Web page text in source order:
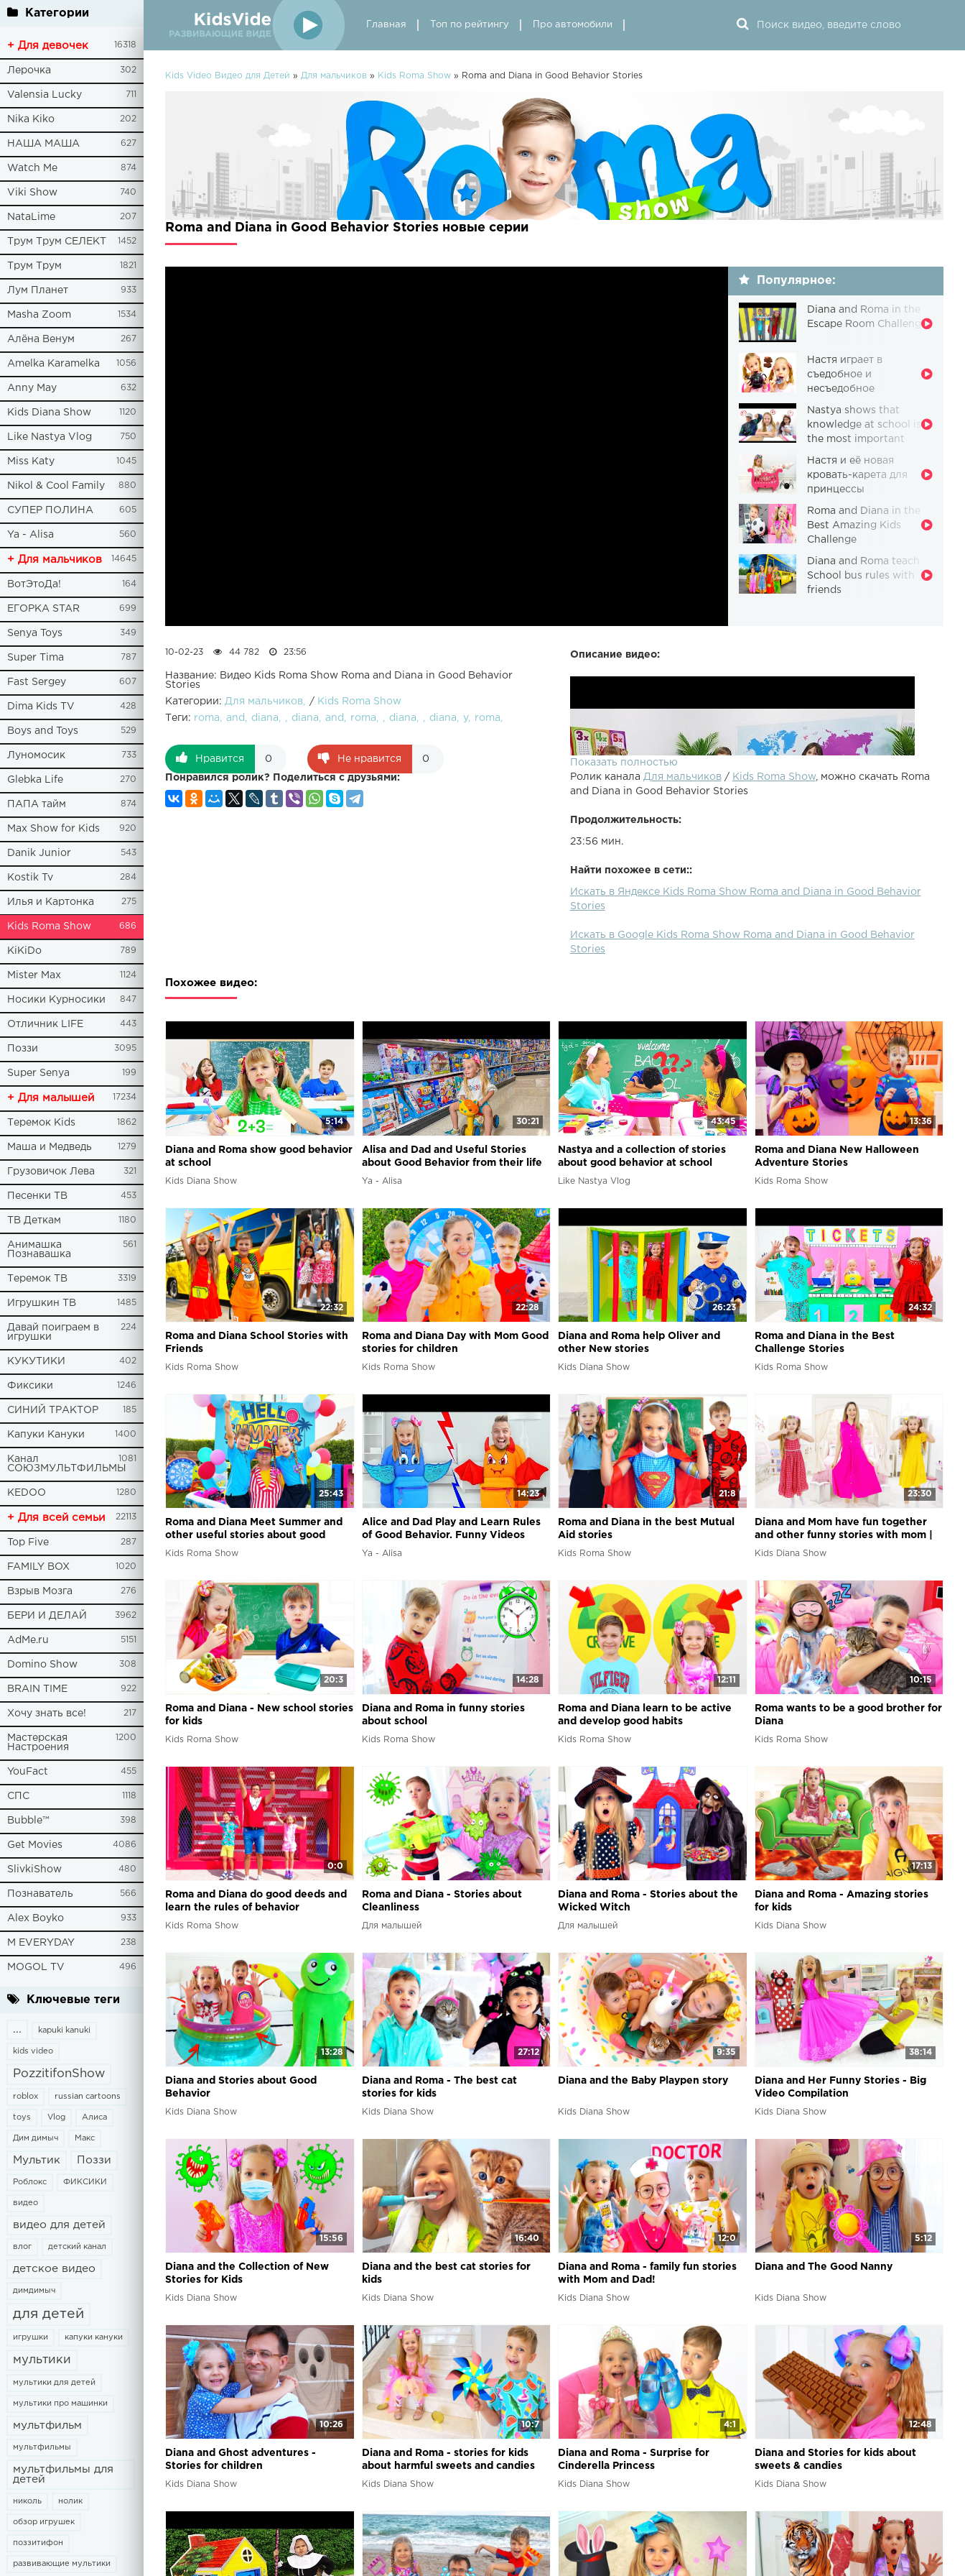
Категории
+ Для девочек 16318
Лерочка 302
Valensia Lucky 711
Nika Kiko 202
НАША МАША 627
Watch Me 874
Viki Show 740
NataLime 207
Трум Трум СЕЛЕКТ 1452
Трум Трум 1821
Лум Планет 933
Masha Zoom 1534
Алёна Венум 267
Amelka Karamelka 1056
Anny May 632
Kids Diana Show 1120
Like Nastya Vlog 750
Miss Katy 1045
Nikol & Cool Family 880
СУПЕР ПОЛИНА 605
Ya - Alisa 560
+ Для мальчиков 14645
ВотЭтоДа! 164
ЕГОРКА STAR 699
Senya Toys 349
Super Tima 787
Fast Sergey 607
Dima Kids TV 428
Boys and Toys 529
Луномосик 733
Glebka Life 270
ПАПА тайм 874
Max Show for Kids 920
Danik Junior 543
Kostik Tv 284
Илья и Картонка 275
Kids Roma Show 686
KiKiDo 789
Mister Max 1124
Носики Курносики 847
Отличник LIFE 443
Поззи 3095
Super Senya 199
+ Для малышей 17234
Теремок Kids 1862
Маша и Медведь 1279
Грузовичок Лева 321
Песенки ТВ 453
ТВ Деткам 1180
Анимашка
Познавашка
561
Теремок ТВ 3319
Игрушкин ТВ 1485
Давай поиграем в
игрушки
224
КУКУТИКИ 402
Фиксики 1246
СИНИЙ ТРАКТОР 185
Капуки Кануки 1400
Канал
СОЮЗМУЛЬТФИЛЬМЫ
1081
KEDOO 1280
+ Для всей семьи 22113
Top Five 287
FAMILY BOX 1020
Взрыв Мозга 276
БЕРИ И ДЕЛАЙ 3962
AdMe.ru 5151
Domino Show 308
BRAIN TIME 922
Хочу знать все! 217
Мастерская
Настроения
1200
YouFact 455
СПС 1118
Bubble™ 398
Get Movies 4086
SlivkiShow 480
Познаватель 566
Alex Boyko 933
M EVERYDAY 238
MOGOL TV 496
Ключевые теги
... kapuki kanuki
kids video
PozzitifonShow
roblox russian cartoons
toys Vlog Алиса
Дим димыч Макс
Мультик Поззи
Роблокс ФИКСИКИ
видео
видео для детей
влог детский канал
детское видео
димдимыч
для детей
игрушки капуки кануки
мультики
мультики для детей
мультики про машинки
мультфильм
мультфильмы
мультфильмы для
детей
николь нолик
обзор игрушек
поззитифон
развивающие мультики
Главная Топ по рейтингу Про автомобили
Kids Video Видео для Детей » Для мальчиков » Kids Roma Show » Roma and Diana in Good Behavior Stories
Roma and Diana in Good Behavior Stories новые серии
Популярное:
Diana and Roma in the
Escape Room Challenge
Настя играет в
съедобное и
несъедобное
Nastya shows that
knowledge at school is
the most important
Настя и её новая
кровать-карета для
принцессы
Roma and Diana in the
Best Amazing Kids
Challenge
Diana and Roma teach
School bus rules with
friends
Описание видео:
Показать полностью
Ролик канала Для мальчиков/ Kids Roma Show, можно скачать Roma
and Diana in Good Behavior Stories
Продолжительность:
23:56 мин.
Найти похожее в сети::
Искать в Яндексе Kids Roma Show Roma and Diana in Good Behavior
Stories
Искать в Google Kids Roma Show Roma and Diana in Good Behavior
Stories
10-02-23 44 782 23:56
Название: Видео Kids Roma Show Roma and Diana in Good Behavior
Stories
Категории: Для мальчиков / Kids Roma Show
Теги: roma and diana diana and roma diana diana y roma
Нравится 0 Не нравится 0
Понравился ролик? Поделиться с друзьями:
Похожее видео:
5:14
Diana and Roma show good behavior
at school
Kids Diana Show
30:21
Alisa and Dad and Useful Stories
about Good Behavior from their life
in Dallas, Techas
Ya - Alisa
43:45
Nastya and a collection of stories
about good behavior at school
Like Nastya Vlog
13:36
Roma and Diana New Halloween
Adventure Stories
Kids Roma Show
22:32
Roma and Diana School Stories with
Friends
Kids Roma Show
22:28
Roma and Diana Day with Mom Good
stories for children
Kids Roma Show
26:23
Diana and Roma help Oliver and
other New stories
Kids Diana Show
24:32
Roma and Diana in the Best
Challenge Stories
Kids Roma Show
25:43
Roma and Diana Meet Summer and
other useful stories about good
behavior from their lives
Kids Roma Show
14:23
Alice and Dad Play and Learn Rules
of Good Behavior. Funny Videos
about Good & Bad Behavior for Kids
Ya - Alisa
21:8
Roma and Diana in the best Mutual
Aid stories
Kids Roma Show
23:30
Diana and Mom have fun together
and other funny stories with mom |
Diana and Roma
Kids Diana Show
20:3
Roma and Diana - New school stories
for kids
Kids Roma Show
14:28
Diana and Roma in funny stories
about school
Kids Roma Show
12:11
Roma and Diana learn to be active
and develop good habits
Kids Roma Show
10:15
Roma wants to be a good brother for
Diana
Kids Roma Show
0:0
Roma and Diana do good deeds and
learn the rules of behavior
Kids Roma Show
Roma and Diana - Stories about
Cleanliness
Для малышей
Diana and Roma - Stories about the
Wicked Witch
Для малышей
17:13
Diana and Roma - Amazing stories
for kids
Kids Diana Show
13:28
Diana and Stories about Good
Behavior
Kids Diana Show
27:12
Diana and Roma - The best cat
stories for kids
Kids Diana Show
9:35
Diana and the Baby Playpen story
Kids Diana Show
38:14
Diana and Her Funny Stories - Big
Video Compilation
Kids Diana Show
15:56
Diana and the Collection of New
Stories for Kids
Kids Diana Show
16:40
Diana and the best cat stories for
kids
Kids Diana Show
12:0
Diana and Roma - family fun stories
with Mom and Dad!
Kids Diana Show
5:12
Diana and The Good Nanny
Kids Diana Show
10:26
Diana and Ghost adventures -
Stories for children
Kids Diana Show
10:7
Diana and Roma - stories for kids
about harmful sweets and candies
Kids Diana Show
4:1
Diana and Roma - Surprise for
Cinderella Princess
Kids Diana Show
12:48
Diana and Stories for kids about
sweets & candies
Kids Diana Show